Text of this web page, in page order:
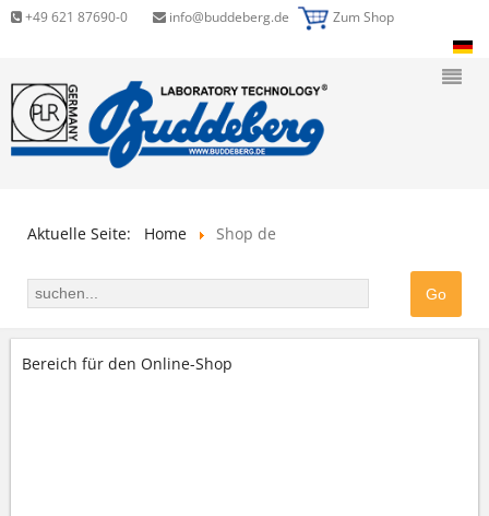
+49 621 87690-0 info@buddeberg.de Zum Shop
Aktuelle Seite: Home Shop de
Bereich für den Online-Shop